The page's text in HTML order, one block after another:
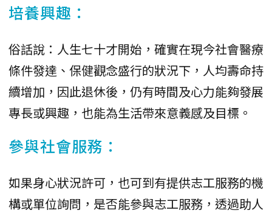
培養興趣：
俗話說：人生七十才開始，確實在現今社會醫療
條件發達、保健觀念盛行的狀況下，人均壽命持
續增加，因此退休後，仍有時間及心力能夠發展
專長或興趣，也能為生活帶來意義感及目標。
參與社會服務：
如果身心狀況許可，也可到有提供志工服務的機
構或單位詢問，是否能參與志工服務，透過助人